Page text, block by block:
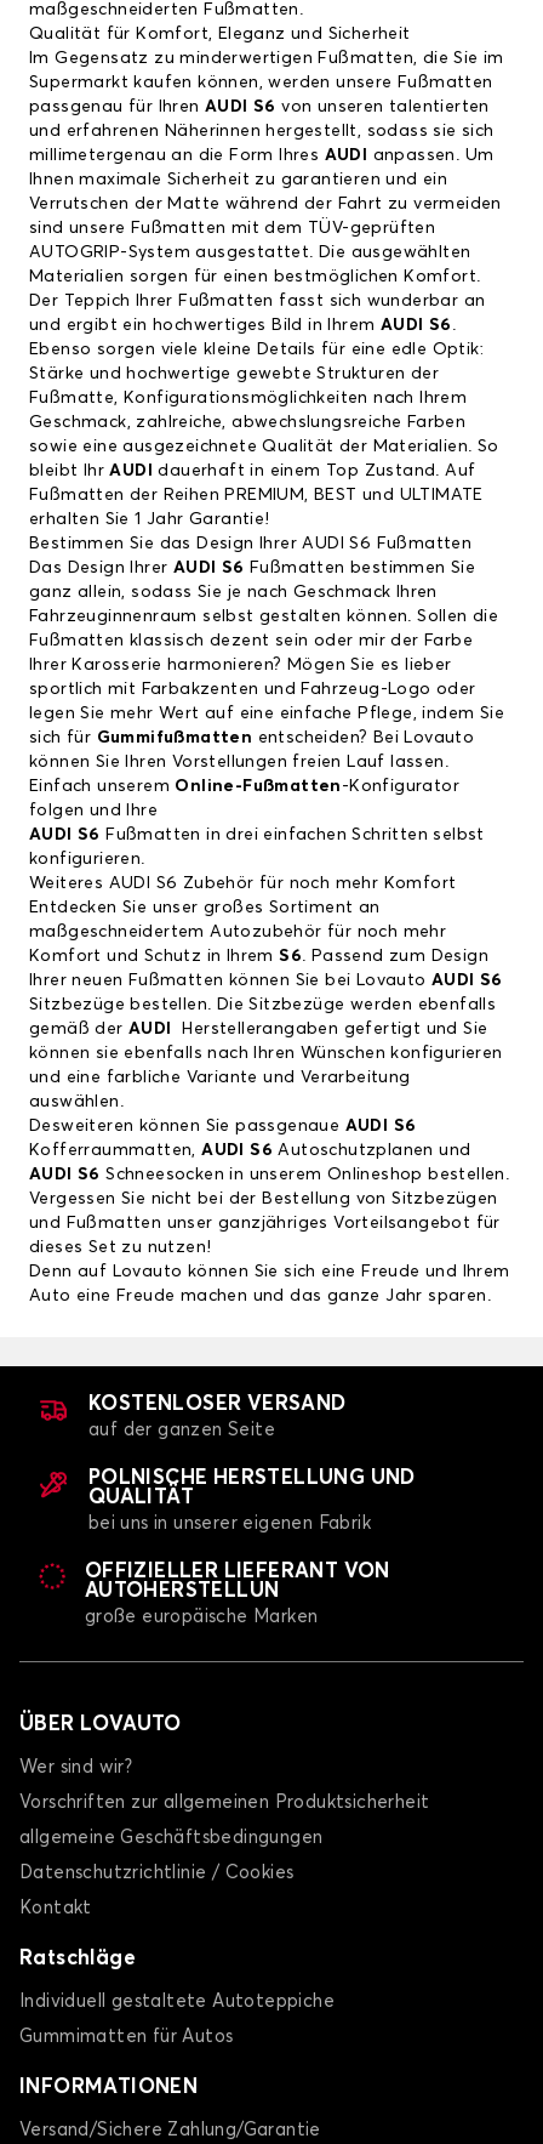
maßgeschneiderten Fußmatten.
Qualität für Komfort, Eleganz und Sicherheit
Im Gegensatz zu minderwertigen Fußmatten, die Sie im
Supermarkt kaufen können, werden unsere Fußmatten
passgenau für Ihren AUDI S6 von unseren talentierten
und erfahrenen Näherinnen hergestellt, sodass sie sich
millimetergenau an die Form Ihres AUDI anpassen. Um
Ihnen maximale Sicherheit zu garantieren und ein
Verrutschen der Matte während der Fahrt zu vermeiden
sind unsere Fußmatten mit dem TÜV-geprüften
AUTOGRIP-System ausgestattet. Die ausgewählten
Materialien sorgen für einen bestmöglichen Komfort.
Der Teppich Ihrer Fußmatten fasst sich wunderbar an
und ergibt ein hochwertiges Bild in Ihrem AUDI S6 .
Ebenso sorgen viele kleine Details für eine edle Optik:
Stärke und hochwertige gewebte Strukturen der
Fußmatte, Konfigurationsmöglichkeiten nach Ihrem
Geschmack, zahlreiche, abwechslungsreiche Farben
sowie eine ausgezeichnete Qualität der Materialien. So
bleibt IhrAUDI
dauerhaft in einem Top Zustand. Auf
Fußmatten der Reihen PREMIUM, BEST und ULTIMATE
erhalten Sie 1 Jahr Garantie!
Bestimmen Sie das Design Ihrer AUDI S6 Fußmatten
Das Design Ihrer AUDI S6 Fußmatten bestimmen Sie
ganz allein, sodass Sie je nach Geschmack Ihren
Fahrzeuginnenraum selbst gestalten können. Sollen die
Fußmatten klassisch dezent sein oder mir der Farbe
Ihrer Karosserie harmonieren? Mögen Sie es lieber
sportlich mit Farbakzenten und Fahrzeug-Logo oder
legen Sie mehr Wert auf eine einfache Pflege, indem Sie
sich für Gummifußmatten entscheiden? Bei Lovauto
können Sie Ihren Vorstellungen freien Lauf lassen.
Einfach unserem Online-Fußmatten -Konfigurator
folgen und Ihre
AUDI S6 Fußmatten in drei einfachen Schritten selbst
konfigurieren.
Weiteres AUDI S6 Zubehör für noch mehr Komfort
Entdecken Sie unser großes Sortiment an
maßgeschneidertem Autozubehör für noch mehr
Komfort und Schutz in IhremS6. Passend zum Design
Ihrer neuen Fußmatten können Sie bei Lovauto AUDI S6
Sitzbezüge bestellen. Die Sitzbezüge werden ebenfalls
gemäß derAUDI
Herstellerangaben gefertigt und Sie
können sie ebenfalls nach Ihren Wünschen konfigurieren
und eine farbliche Variante und Verarbeitung
auswählen.
Desweiteren können Sie passgenaue AUDI S6
Kofferraummatten,AUDI S6Autoschutzplanen und
AUDI S6 Schneesocken in unserem Onlineshop bestellen.
Vergessen Sie nicht bei der Bestellung von Sitzbezügen
und Fußmatten unser ganzjähriges Vorteilsangebot für
dieses Set zu nutzen!
Denn auf Lovauto können Sie sich eine Freude und Ihrem
Auto eine Freude machen und das ganze Jahr sparen.
KOSTENLOSER VERSAND
auf der ganzen Seite
POLNISCHE HERSTELLUNG UND
QUALITÄT
bei uns in unserer eigenen Fabrik
OFFIZIELLER LIEFERANT VON
AUTOHERSTELLUN
große europäische Marken
ÜBER LOVAUTO
Wer sind wir?
Vorschriften zur allgemeinen Produktsicherheit
allgemeine Geschäftsbedingungen
Datenschutzrichtlinie / Cookies
Kontakt
Ratschläge
Individuell gestaltete Autoteppiche
Gummimatten für Autos
INFORMATIONEN
Versand/Sichere Zahlung/Garantie